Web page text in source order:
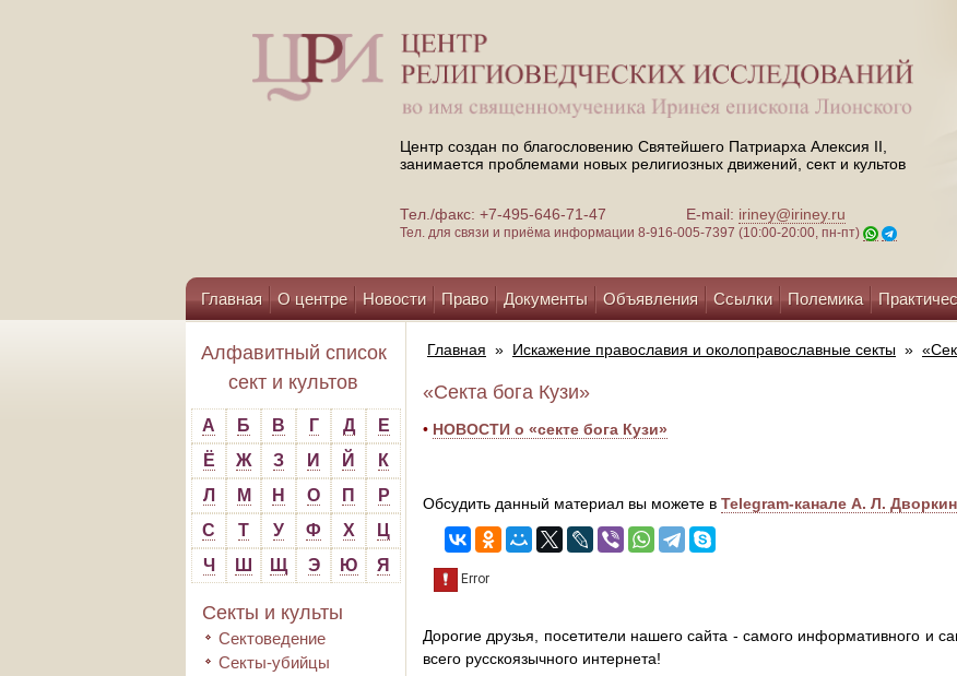
Центр создан по благословению Святейшего Патриарха Алексия II,
занимается проблемами новых религиозных движений, сект и культов
Тел./факс: +7-495-646-71-47 E-mail: iriney@iriney.ru
Тел. для связи и приёма информации 8-916-005-7397 (10:00-20:00, пн-пт)
Главная О центре Новости Право Документы Объявления Ссылки Полемика
Помощь центру
Алфавитный список
сект и культов
А Б В Г Д
Е
Ё
Ж З И Й
К
Л
М Н О П
Р
С
Т У Ф Х
Ц
Ч
Ш Щ Э Ю Я
Секты и культы
Сектоведение
Секты-убийцы
Главная » Искажение православия и околоправославные секты »
«Секта бога Кузи»
• НОВОСТИ о «секте бога Кузи»
Обсудить данный материал вы можете в Telegram-канале А. Л.
Дорогие друзья, посетители нашего сайта - самого информативного и
всего русскоязычного интернета!